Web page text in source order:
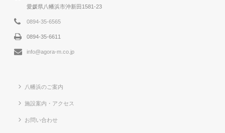
愛媛県八幡浜市沖新田1581-23
0894-35-6565
0894-35-6611
info@agora-m.co.jp
八幡浜のご案内
施設案内・アクセス
お問い合わせ